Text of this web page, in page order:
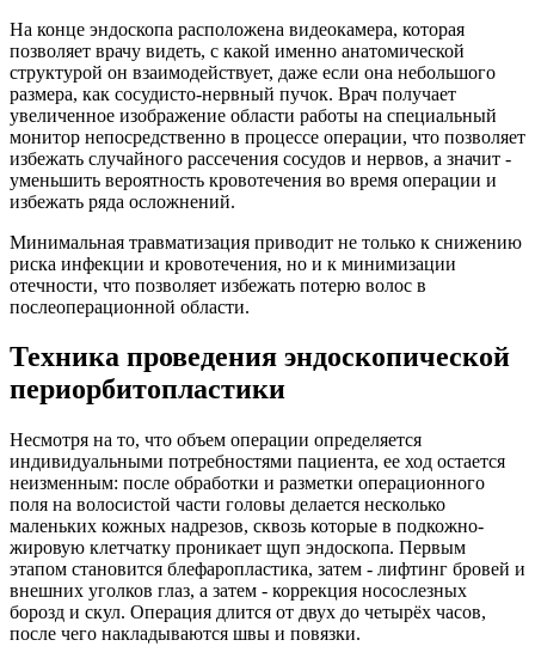
На конце эндоскопа расположена видеокамера, которая
позволяет врачу видеть, с какой именно анатомической
структурой он взаимодействует, даже если она небольшого
размера, как сосудисто-нервный пучок. Врач получает
увеличенное изображение области работы на специальный
монитор непосредственно в процессе операции, что позволяет
избежать случайного рассечения сосудов и нервов, а значит -
уменьшить вероятность кровотечения во время операции и
избежать ряда осложнений.
Минимальная травматизация приводит не только к снижению
риска инфекции и кровотечения, но и к минимизации
отечности, что позволяет избежать потерю волос в
послеоперационной области.
Техника проведения эндоскопической
периорбитопластики
Несмотря на то, что объем операции определяется
индивидуальными потребностями пациента, ее ход остается
неизменным: после обработки и разметки операционного
поля на волосистой части головы делается несколько
маленьких кожных надрезов, сквозь которые в подкожно-
жировую клетчатку проникает щуп эндоскопа. Первым
этапом становится блефаропластика, затем - лифтинг бровей и
внешних уголков глаз, а затем - коррекция носослезных
борозд и скул. Операция длится от двух до четырёх часов,
после чего накладываются швы и повязки.